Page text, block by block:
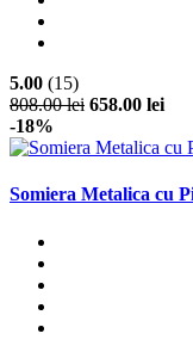
5.00 (15)
808.00 lei 658.00 lei
-18%
Somiera Metalica cu